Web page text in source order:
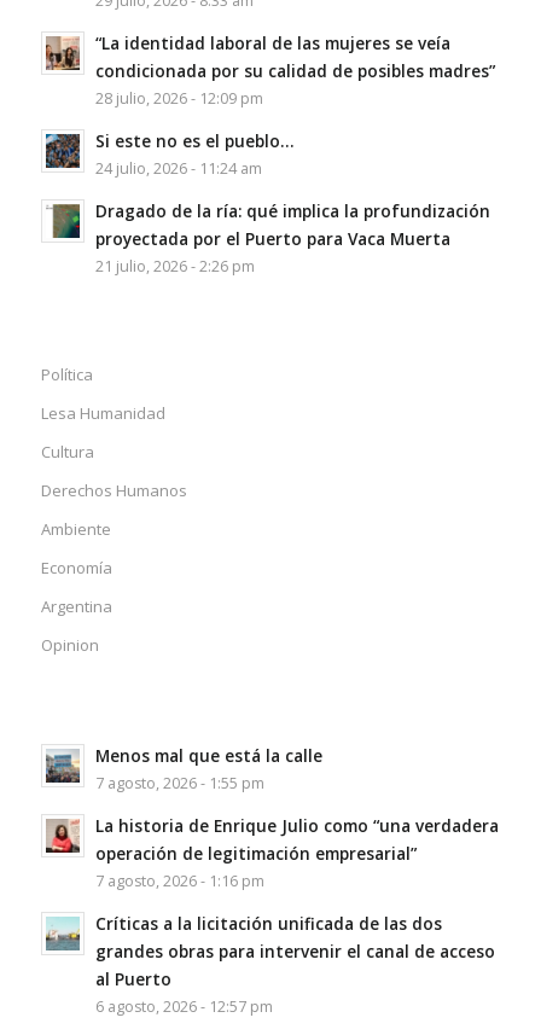
“La identidad laboral de las mujeres se veía
condicionada por su calidad de posibles madres”
28 julio, 2026 - 12:09 pm
Si este no es el pueblo…
24 julio, 2026 - 11:24 am
Dragado de la ría: qué implica la profundización
proyectada por el Puerto para Vaca Muerta
21 julio, 2026 - 2:26 pm
Política
Lesa Humanidad
Cultura
Derechos Humanos
Ambiente
Economía
Argentina
Opinion
Menos mal que está la calle
7 agosto, 2026 - 1:55 pm
La historia de Enrique Julio como “una verdadera
operación de legitimación empresarial”
7 agosto, 2026 - 1:16 pm
Críticas a la licitación unificada de las dos
grandes obras para intervenir el canal de acceso
al Puerto
6 agosto, 2026 - 12:57 pm